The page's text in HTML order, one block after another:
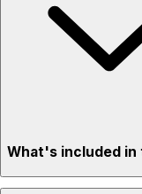
What's included in